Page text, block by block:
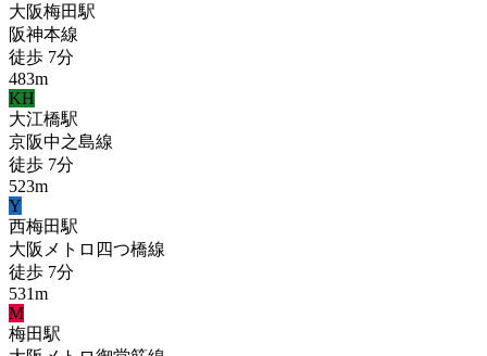
大阪梅田駅
阪神本線
徒歩 7分
483m
KH
大江橋駅
京阪中之島線
徒歩 7分
523m
Y
西梅田駅
大阪メトロ四つ橋線
徒歩 7分
531m
M
梅田駅